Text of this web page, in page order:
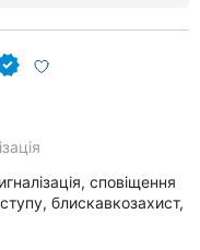
сповіщення
блискавкозахист,